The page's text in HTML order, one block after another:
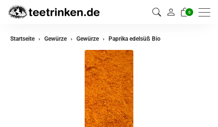
0
zurück
Startseite Gewürze Gewürze Paprika edelsüß Bio